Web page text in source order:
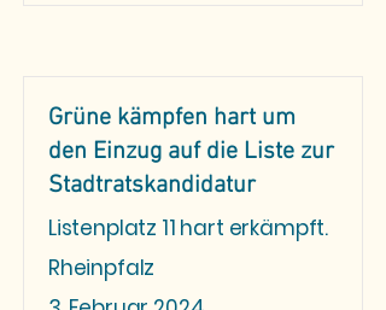
Grüne kämpfen hart um
den Einzug auf die Liste zur
Stadtratskandidatur
Listenplatz 11 hart erkämpft.
Rheinpfalz